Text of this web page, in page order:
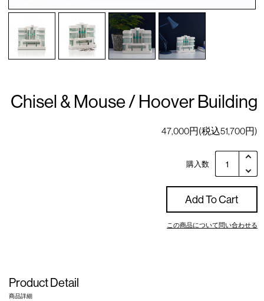
Chisel & Mouse / Hoover Building
47,000円(税込51,700円)
購入数
Add To Cart
この商品について問い合わせる
Product Detail
商品詳細